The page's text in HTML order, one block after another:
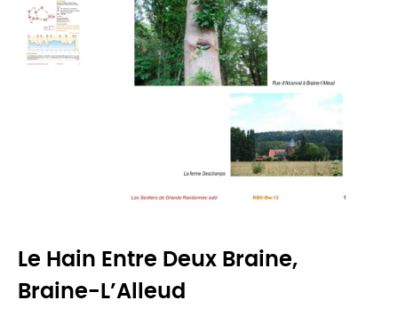
Le Hain Entre Deux Braine,
Braine-L’Alleud